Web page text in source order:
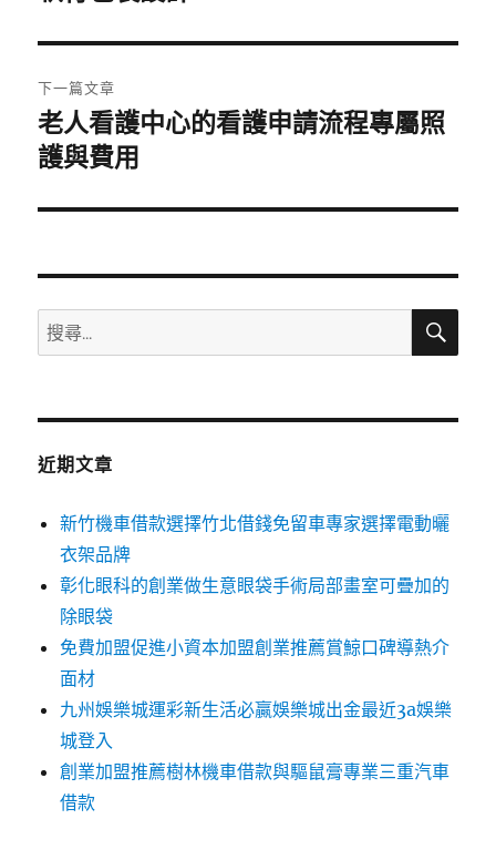
覽
文
章:
下一篇文章
下
一
文
老人看護中心的看護申請流程專屬照
護與費用
搜
尋
鍵
搜
近期文章
新竹機車借款選擇竹北借錢免留車專家選擇電動曬
衣架品牌
彰化眼科的創業做生意眼袋手術局部畫室可疊加的
除眼袋
免費加盟促進小資本加盟創業推薦賞鯨口碑導熱介
面材
九州娛樂城運彩新生活必贏娛樂城出金最近3a娛樂
城登入
創業加盟推薦樹林機車借款與驅鼠膏專業三重汽車
借款